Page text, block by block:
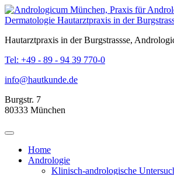
Hautarztpraxis in der Burgstrassse,
Tel: +49 - 89 - 94 39 770-0
info@hautkunde.de
Burgstr. 7
80333 München
Home
Andrologie
Klinisch-andrologische